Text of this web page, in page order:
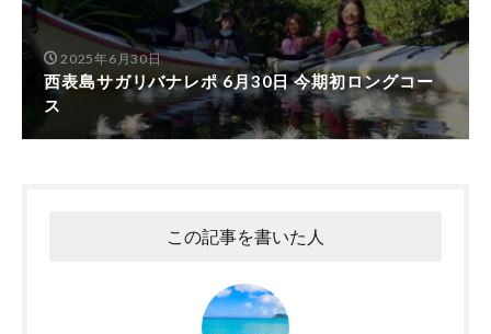
2025年6月30日
西表島サガリバナレポ 6月30日 今期初ロングコー
ス
この記事を書いた人